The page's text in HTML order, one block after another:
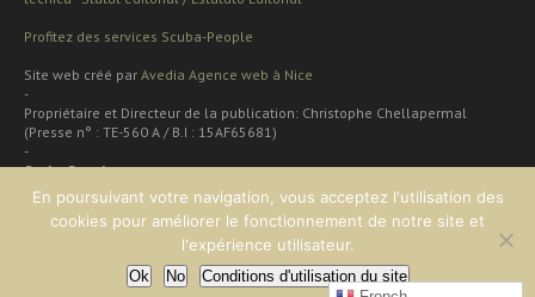
Profitez des services Scuba-People
Site web créé par Avedia Agence web à Nice
-
Propriétaire et Directeur de la publication: Christophe Chellapermal
(Presse n° : TE-560 A / B.I : 15AF65681)
-
Scuba People
Rua cardal de são josé 48 apt
2 dt
Lisboa, PORTUGAL
EN HAUT
En poursuivant votre navigation, vous acceptez l'utilisation des
cookies pour améliorer le fonctionnement de notre site et
l'expérience utilisateur.
Ok No
Conditions d'utilisation du site